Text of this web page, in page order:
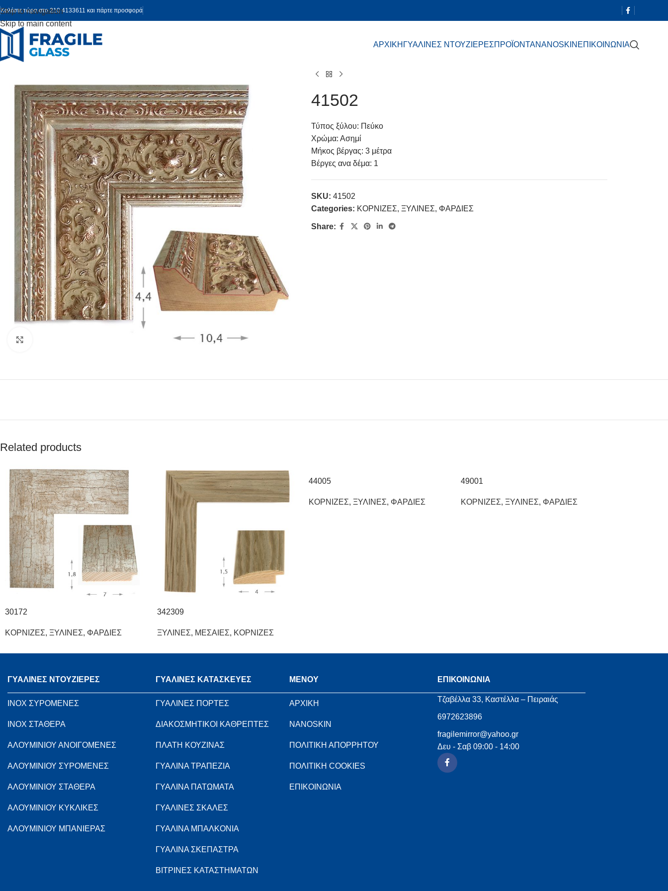
Skip to navigation
Skip to main content
Καλέστε τώρα στο 210 4133611 και πάρτε προσφορά
ΑΡΧΙΚΗ ΓΥΑΛΙΝΕΣ ΝΤΟΥΖΙΕΡΕΣΠΡΟΪΟΝΤΑNANOSKIN ΕΠΙΚΟΙΝΩΝΙΑ
41502
Τύπος ξύλου: Πεύκο
Χρώμα: Ασημί
Μήκος βέργας: 3 μέτρα
Βέργες ανα δέμα: 1
SKU: 41502
Categories: ΚΟΡΝΙΖΕΣ, ΞΥΛΙΝΕΣ, ΦΑΡΔΙΕΣ
Share:
Related products
30172
ΚΟΡΝΙΖΕΣ, ΞΥΛΙΝΕΣ, ΦΑΡΔΙΕΣ
342309
ΞΥΛΙΝΕΣ, ΜΕΣΑΙΕΣ, ΚΟΡΝΙΖΕΣ
44005
ΚΟΡΝΙΖΕΣ, ΞΥΛΙΝΕΣ, ΦΑΡΔΙΕΣ
49001
ΚΟΡΝΙΖΕΣ, ΞΥΛΙΝΕΣ, ΦΑΡΔΙΕΣ
ΓΥΑΛΙΝΕΣ ΝΤΟΥΖΙΕΡΕΣ
INOX ΣΥΡΟΜΕΝΕΣ
INOX ΣΤΑΘΕΡΑ
ΑΛΟΥΜΙΝΙΟΥ ΑΝΟΙΓΟΜΕΝΕΣ
ΑΛΟΥΜΙΝΙΟΥ ΣΥΡΟΜΕΝΕΣ
ΑΛΟΥΜΙΝΙΟΥ ΣΤΑΘΕΡΑ
ΑΛΟΥΜΙΝΙΟΥ ΚΥΚΛΙΚΕΣ
ΑΛΟΥΜΙΝΙΟΥ ΜΠΑΝΙΕΡΑΣ
ΓΥΑΛΙΝΕΣ ΚΑΤΑΣΚΕΥΕΣ
ΓΥΑΛΙΝΕΣ ΠΟΡΤΕΣ
ΔΙΑΚΟΣΜΗΤΙΚΟΙ ΚΑΘΡΕΠΤΕΣ
ΠΛΑΤΗ ΚΟΥΖΙΝΑΣ
ΓΥΑΛΙΝΑ ΤΡΑΠΕΖΙΑ
ΓΥΑΛΙΝΑ ΠΑΤΩΜΑΤΑ
ΓΥΑΛΙΝΕΣ ΣΚΑΛΕΣ
ΓΥΑΛΙΝΑ ΜΠΑΛΚΟΝΙΑ
ΓΥΑΛΙΝΑ ΣΚΕΠΑΣΤΡΑ
ΒΙΤΡΙΝΕΣ ΚΑΤΑΣΤΗΜΑΤΩΝ
MENOY
ΑΡΧΙΚΗ
NANOSKIN
ΠΟΛΙΤΙΚΗ ΑΠΟΡΡΗΤΟΥ
ΠΟΛΙΤΙΚΗ COOKIES
ΕΠΙΚΟΙΝΩΝΙΑ
ΕΠΙΚΟΙΝΩΝΙΑ
Τζαβέλλα 33, Καστέλλα – Πειραιάς
6972623896
fragilemirror@yahoo.gr
Δευ - Σαβ 09:00 - 14:00